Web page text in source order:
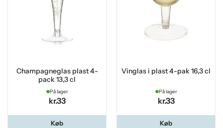
Champagneglas plast 4-
pack 13,3 cl
På lager
kr.33
Køb
Vinglas i plast 4-pak 16,3 cl
På lager
kr.33
Køb